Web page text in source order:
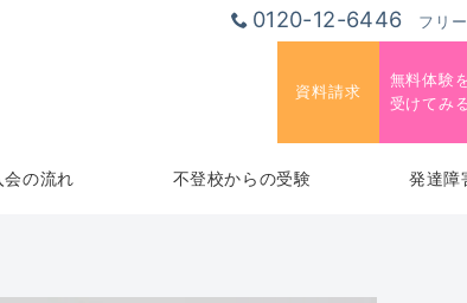
0120-12-6446 フリ
資料請求
無料体験
受けてみ
会の流れ 不登校からの受験 発達障